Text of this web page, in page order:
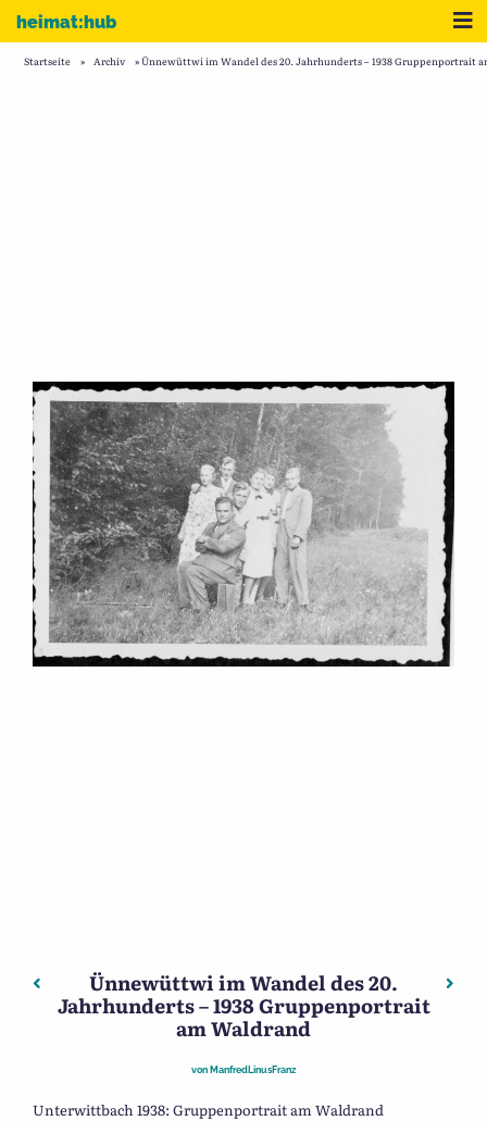
Zum Inhalt
heimat:hub
Startseite » Archiv »Ünnewüttwi im Wandel des 20. Jahrhunderts – 1938 Gruppenportrait
Beitragsnavigation
Vorheriger: Ünnewüttwi im Wandel des 20.
Ünnewüttwi im Wandel des 20.
Jahrhunderts – 1938 Gruppenportrait
am Waldrand
von ManfredLinusFranz
Unterwittbach 1938: Gruppenportrait am Waldrand